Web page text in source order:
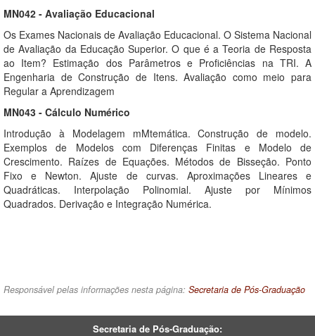
MN042 - Avaliação Educacional
Os Exames Nacionais de Avaliação Educacional. O Sistema Nacional
de Avaliação da Educação Superior. O que é a Teoria de Resposta
ao Item? Estimação dos Parâmetros e Proficiências na TRI. A
Engenharia de Construção de Itens. Avaliação como meio para
Regular a Aprendizagem
MN043 - Cálculo Numérico
Introdução à Modelagem mMtemática. Construção de modelo.
Exemplos de Modelos com Diferenças Finitas e Modelo de
Crescimento. Raízes de Equações. Métodos de Bisseção. Ponto
Fixo e Newton. Ajuste de curvas. Aproximações Lineares e
Quadráticas. Interpolação Polinomial. Ajuste por Mínimos
Quadrados. Derivação e Integração Numérica.
Responsável pelas informações nesta página: Secretaria de Pós-Graduação
Secretaria de Pós-Graduação: